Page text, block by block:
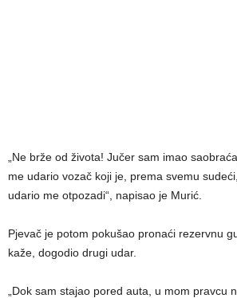
„Ne brže od života! Jučer sam imao
me udario vozač koji je, prema svemu
udario me otpozadi“, napisao je Murić.
Pjevač je potom pokušao pronaći rezervnu
kaže, dogodio drugi udar.
„Dok sam stajao pored auta, u mom pravcu